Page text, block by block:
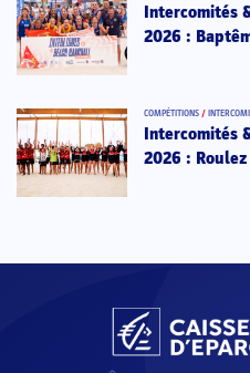
Intercomités
2026 :
COMPÉTITIONS /
Intercomités
2026 :